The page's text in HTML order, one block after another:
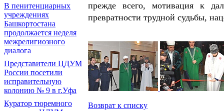
В пенитенциарных
учреждениях
Башкортостана
продолжается неделя
межрелигиозного
диалога
Представители ЦДУМ
России посетили
исправительную
колонию № 9 в г.Уфа
Куратор тюремного
прежде всего, мотивация к
превратности трудной судьбы,
Возврат к списку